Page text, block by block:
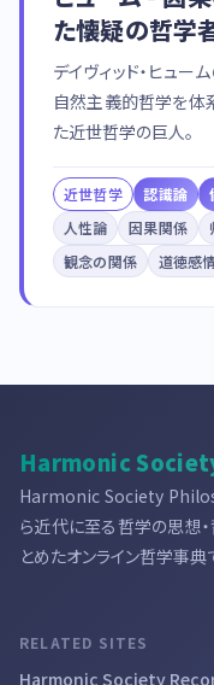
た懐疑の哲学
デイヴィッド・ヒュー
自然主義的哲学を体
た近世哲学の巨人。
近世哲学 認識論
人性論
因果関係
観念の関係
道徳感
Harmonic
Harmonic Society
ら近代に至る哲学の思想
とめたオンライン哲学事典
RELATED SITES
Harmonic Society